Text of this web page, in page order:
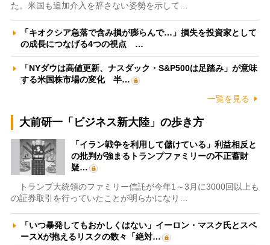
た。米国も追加介入を辞さない姿勢を示して…
「キオクシア急落で含み損が膨らんで…」損失を投資家として
の成長につなげる4つの視点 …
「NYダウは高値更新、ナスダック・S&P500は足踏み」が意味
する米国株市場の変化 半…
一覧を見る
大前研一「ビジネス新大陸」の歩き方
「イラン戦争を利用して儲けている」利益相反と
の批判が強まるトランプファミリーの不正蓄財
疑…
トランプ大統領のファミリー信託が今年1～3月に3000回以上も
の証券取引を行っていたことが明らかになり…
「いつ暴発してもおかしくはない」イーロン・マスク氏とスペ
ースXが抱えるリスクの数々「絶対…